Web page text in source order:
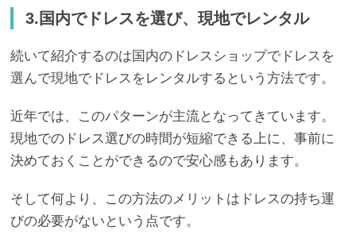
3.国内でドレスを選び、現地でレンタル
続いて紹介するのは国内のドレスショップでドレスを
選んで現地でドレスをレンタルするという方法です。
近年では、このパターンが主流となってきています。
現地でのドレス選びの時間が短縮できる上に、事前に
決めておくことができるので安心感もあります。
そして何より、この方法のメリットはドレスの持ち運
びの必要がないという点です。